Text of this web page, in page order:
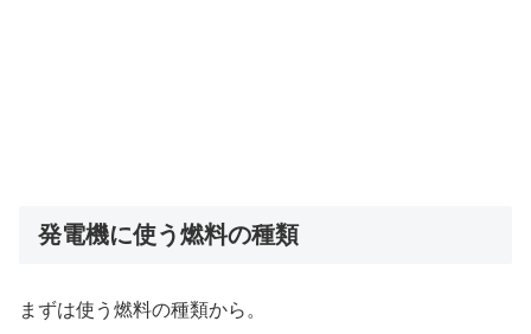
発電機に使う燃料の種類
まずは使う燃料の種類から。